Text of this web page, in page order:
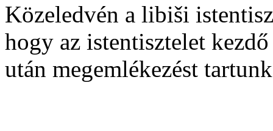
Közeledvén a libiši
hogy az istentisztelet
után megemlékezést